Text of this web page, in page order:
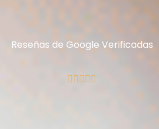
Reseñas de Google Verificadas